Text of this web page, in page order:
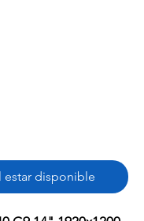
estar disponible